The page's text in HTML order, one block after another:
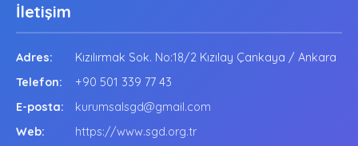
İletişim
Adres:
Kızılırmak Sok. No:18/2 Kızılay Çankaya / Ankara
Telefon:
+90 501 339 77 43
E-posta:
kurumsalsgd@gmail.com
Web:
https://www.sgd.org.tr